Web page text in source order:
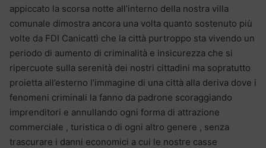
appiccato la scorsa notte all’interno della nostra villa
comunale dimostra ancora una volta quanto sostenuto più
volte da FDI Canicattì che la città purtroppo sta vivendo un
periodo di aumento di criminalità e insicurezza che si
ripercuote sulla serenità dei nostri cittadini ma sopratutto
proietta all’esterno l’immagine di una città alla deriva dove i
fenomeni criminali la fanno da padrone scoraggiando
imprenditori e annullando ogni forma di attrazione
commerciale , turistica o di ogni altro genere , senza
trascurare i danni economici a cui le nostre casse